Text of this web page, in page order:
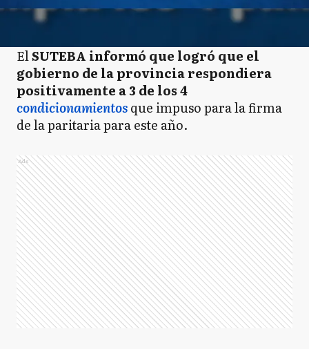
ElSUTEBA informó que logró que el
gobierno de la provincia respondiera
positivamente a 3 de los 4
condicionamientosque impuso para la firma
de la paritaria para este año.
Ads